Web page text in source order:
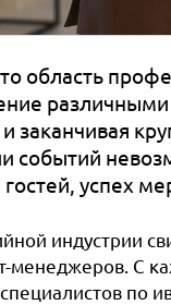
область
заканчивая
событий
гостей, успех
индустрии
менеджеров. С
по